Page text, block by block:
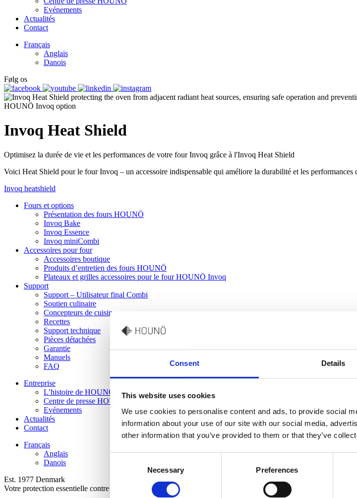
Consent Details
This website uses cookies
We use cookies to personalise content and ads, to provide social
information about your use of our site with our social media,
other information that you’ve provided to them or that they’ve
Necessary Preferences
Evénements
Actualités
Contact
Français
Anglais
Danois
Følg os
HOUNÖ Invoq option
Invoq Heat Shield
Optimisez la durée de vie et les performances de votre four Invoq grâce à l'Invoq Heat Shield
Voici Heat Shield pour le four Invoq – un accessoire indispensable qui améliore la durabilité et les performances
Invoq heatshield
Fours et options
Présentation des fours HOUNÖ
Invoq Bake
Invoq Essence
Invoq miniCombi
Accessoires pour four
Accessoires boutique
Produits d’entretien des fours HOUNÖ
Plateaux et grilles accessoires pour le four HOUNÖ Invoq
Support
Support – Utilisateur final Combi
Soutien culinaire
Concepteurs de cuisine
Recettes
Support technique
Pièces détachées
Garantie
Manuels
FAQ
Entreprise
L’histoire de HOUNÖ
Centre de presse HOUNÖ
Evénements
Actualités
Contact
Français
Anglais
Danois
Est. 1977 Denmark
Votre protection essentielle contre la chaleur rayonnante !